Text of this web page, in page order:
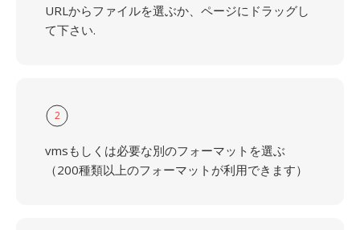
URLからファイルを選ぶか、ページにドラッグし
て下さい.
2
vmsもしくは必要な別のフォーマットを選ぶ
（200種類以上のフォーマットが利用できます）